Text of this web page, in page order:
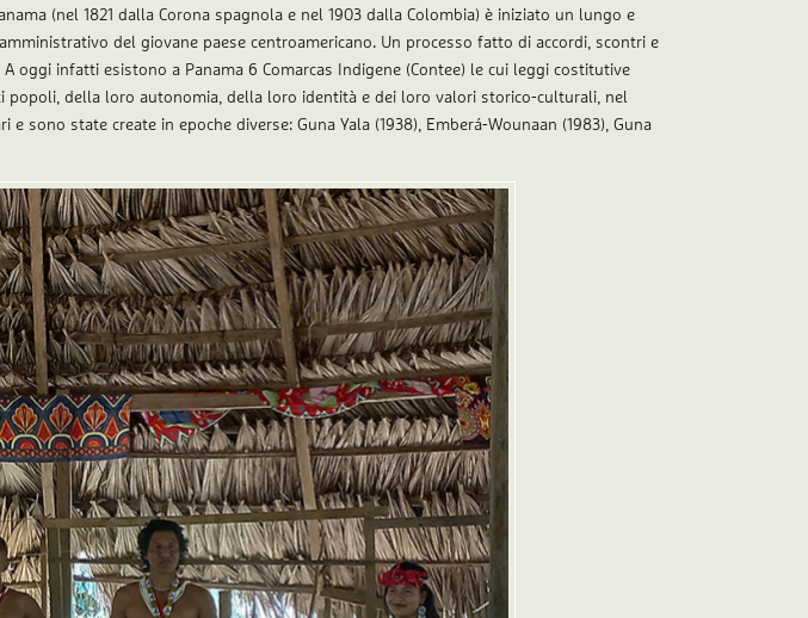
(nel 1821 dalla Corona spagnola e nel 1903 dalla Colombia) è iniziato un lungo e
del giovane paese centroamericano. Un processo fatto di accordi, scontri e
infatti esistono a Panama 6 Comarcas Indigene (Contee) le cui leggi costitutive
della loro autonomia, della loro identità e dei loro valori storico-culturali, nel
sono state create in epoche diverse: Guna Yala (1938), Emberá-Wounaan (1983), Guna